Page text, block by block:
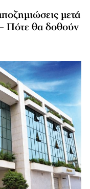
μετά
Πότε θα δοθούν